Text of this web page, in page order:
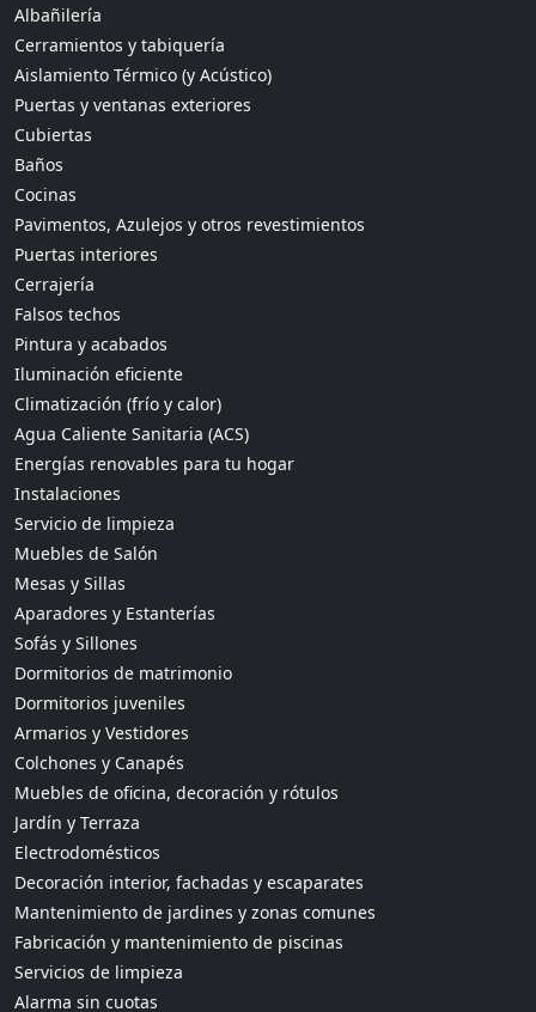
Albañilería
Cerramientos y tabiquería
Aislamiento Térmico (y Acústico)
Puertas y ventanas exteriores
Cubiertas
Baños
Cocinas
Pavimentos, Azulejos y otros revestimientos
Puertas interiores
Cerrajería
Falsos techos
Pintura y acabados
Iluminación eficiente
Climatización (frío y calor)
Agua Caliente Sanitaria (ACS)
Energías renovables para tu hogar
Instalaciones
Servicio de limpieza
Muebles de Salón
Mesas y Sillas
Aparadores y Estanterías
Sofás y Sillones
Dormitorios de matrimonio
Dormitorios juveniles
Armarios y Vestidores
Colchones y Canapés
Muebles de oficina, decoración y rótulos
Jardín y Terraza
Electrodomésticos
Decoración interior, fachadas y escaparates
Mantenimiento de jardines y zonas comunes
Fabricación y mantenimiento de piscinas
Servicios de limpieza
Alarma sin cuotas